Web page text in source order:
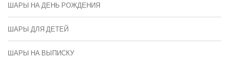
ШАРЫ НА ДЕНЬ РОЖДЕНИЯ
ШАРЫ ДЛЯ ДЕТЕЙ
ШАРЫ НА ВЫПИСКУ